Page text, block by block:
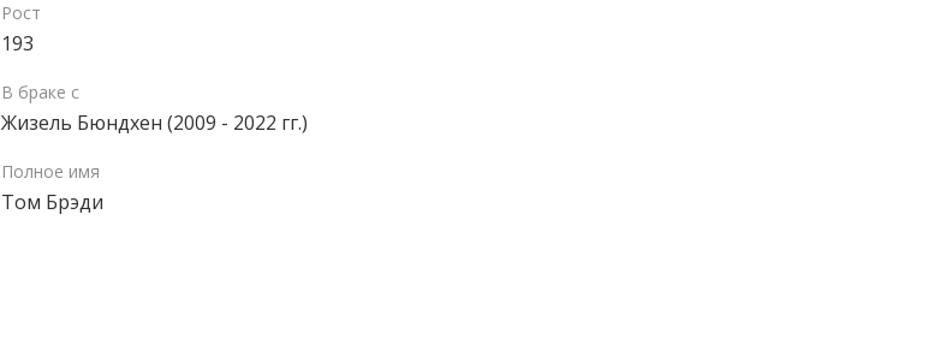
Рост
193
В браке с
Жизель Бюндхен (2009 - 2022 гг.)
Полное имя
Том Брэди